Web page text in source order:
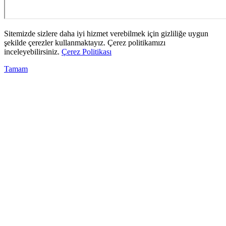
Sitemizde sizlere daha iyi hizmet verebilmek için gizliliğe uygun
şekilde çerezler kullanmaktayız. Çerez politikamızı
inceleyebilirsiniz. Çerez Politikası
Tamam